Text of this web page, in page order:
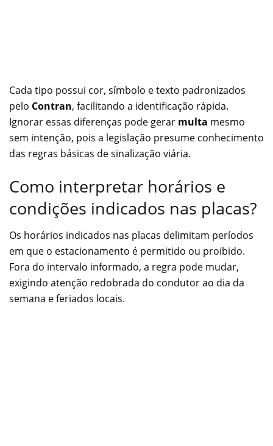
Cada tipo possui cor, símbolo e texto padronizados
pelo Contran, facilitando a identificação rápida.
Ignorar essas diferenças pode gerar multa mesmo
sem intenção, pois a legislação presume conhecimento
das regras básicas de sinalização viária.
Como interpretar horários e
condições indicados nas placas?
Os horários indicados nas placas delimitam períodos
em que o estacionamento é permitido ou proibido.
Fora do intervalo informado, a regra pode mudar,
exigindo atenção redobrada do condutor ao dia da
semana e feriados locais.